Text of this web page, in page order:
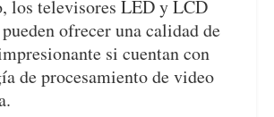
los televisores LED y LCD
ofrecer una calidad de
si cuentan con
de procesamiento de video